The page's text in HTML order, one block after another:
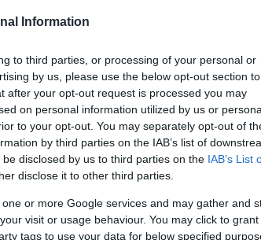
Information
to third parties, or processing of your personal or
by us, please use the below opt-out section to
after your opt-out request is processed you may
on personal information utilized by us or
to your opt-out. You may separately opt-out of
by third parties on the IAB’s list of
disclosed by us to third parties on the IAB’s List
disclose it to other third parties.
or more Google services and may gather and
visit or usage behaviour. You may click to
tags to use your data for below specified
mehetünk koncertekre,
vagy legalább valami
nem érhet fel az élőben
arra, hogy testközelből
EZT